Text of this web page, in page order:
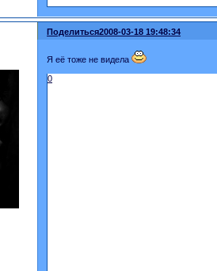
Поделиться2008-03-18 19:48:34
Я её тоже не видела
0